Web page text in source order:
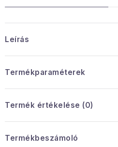
Leírás
Termékparaméterek
Termék értékelése (0)
Termékbeszámoló